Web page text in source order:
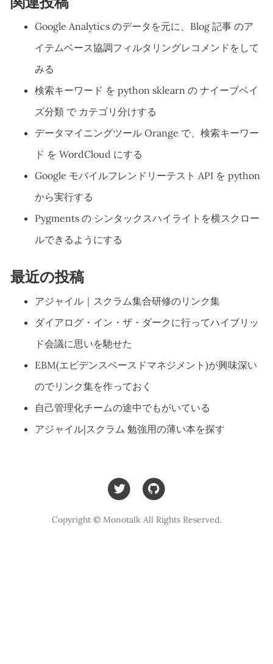
Google Analytics のデータを元に、Blog 記事 のア
イテムベース協調フィルタリングレコメンドをして
みる
検索キーワード を python sklearn の ナイーブベイ
ズ分類 で カテゴリ分けする
データマイニングツール Orange で、検索キーワー
ド を WordCloud にする
Google モバイルフレンドリーテスト API を python
から実行する
Pygments の シンタックスハイライトを横スクロー
ルできるようにする
最近の投稿
アジャイル｜スクラム集合研修のリンク集
ダイアログ・イン・ザ・ダークに行ってハイブリッ
ド会議に思いを馳せた
EBM(エビデンスベースドマネジメント)が興味深い
のでリンク集を作っておく
自己管理化チームの途中でもがいている
アジャイル|スクラム 勉強用の薄い本を探す
Copyright © Monotalk All Rights Reserved.